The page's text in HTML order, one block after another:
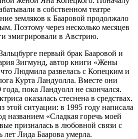
в собственном театре
земляков к Бааровой продолжало
Поэтому через несколько месяцев
эмигрировали в Австрию.
первый брак Бааровой и
Зигмунд, автор книги «Жены
Людмила развелась с Копецким и
Курта Ландуолла. Вместе они
пока Ландуолл не скончался.
оказалась стеснена в средствах.
ситуации: в 1995 году написала
названием «Сладкая горечь моей
призналась в любовной связи с
лет Лида Баарова умерла.